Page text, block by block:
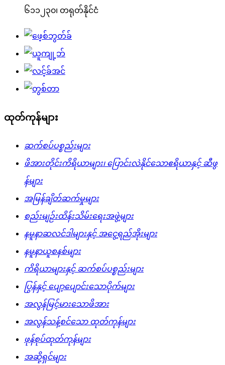
၆၁၁၂၃၀၊ တရုတ်နိုင်ငံ
ထုတ်ကုန်များ
ဆက်စပ်ပစ္စည်းများ
ဖိအားတိုင်းကိရိယာများ၊ ပြောင်းလဲနိုင်သောဧရိယာနှင့် ဆီဖွ
န်များ
အမြန်ချိတ်ဆက်မှုများ
စည်းမျဉ်းထိန်းသိမ်းရေးအဖွဲ့များ
နမူနာဆလင်ဒါများနှင့် အငွေ့ရည်အိုးများ
နမူနာယူစနစ်များ
ကိရိယာများနှင့် ဆက်စပ်ပစ္စည်းများ
ပြွန်နှင့် ပျော့ပျောင်းသောပိုက်များ
အလွန်မြင့်မားသောဖိအား
အလွန်သန့်စင်သော ထုတ်ကုန်များ
ဖုန်စုပ်ထုတ်ကုန်များ
အဆို့ရှင်များ